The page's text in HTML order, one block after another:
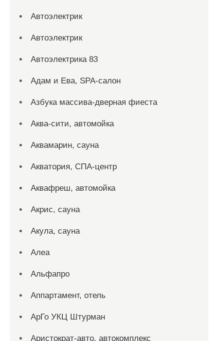
Автоэлектрик
Автоэлектрик
Автоэлектрика 83
Адам и Ева, SPA-салон
Азбука массива-дверная фиеста
Аква-сити, автомойка
Аквамарин, сауна
Акватория, СПА-центр
Аквафреш, автомойка
Акрис, сауна
Акула, сауна
Алеа
Альфапро
Аппартамент, отель
АрГо УКЦ Штурман
Аристократ-авто, автокомплекс